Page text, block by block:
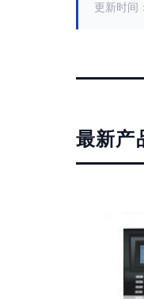
更新时
最新产